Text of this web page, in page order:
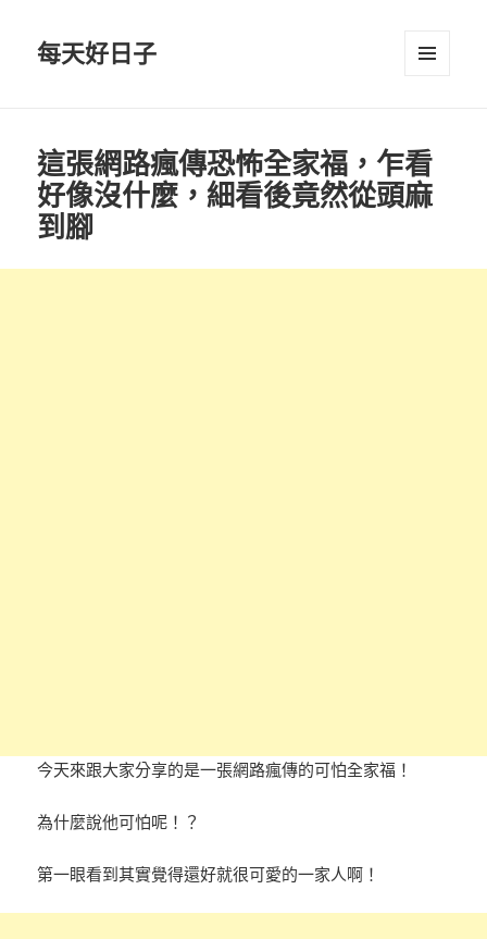
每天好日子
這張網路瘋傳恐怖全家福，乍看
好像沒什麼，細看後竟然從頭麻
到腳
今天來跟大家分享的是一張網路瘋傳的可怕全家福！
為什麼說他可怕呢！？
第一眼看到其實覺得還好就很可愛的一家人啊！